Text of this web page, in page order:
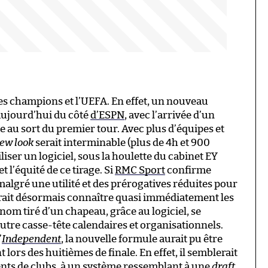
champions et l’UEFA. En effet, un nouveau
du côtéd’ESPN, avec l’arrivée d’un
sort du premier tour. Avec plus d’équipes et
lookserait interminable (plus de 4h et 900
un logiciel, sous la houlette du cabinet EY
l’équité de ce tirage. Si RMC Sportconfirme
une utilité et des prérogatives réduites pour
désormais connaître quasi immédiatement les
tiré d’un chapeau, grâce au logiciel, se
casse-tête calendaires et organisationnels.
Independent, la nouvelle formule aurait pu être
lors des huitièmes de finale. En effet, il semblerait